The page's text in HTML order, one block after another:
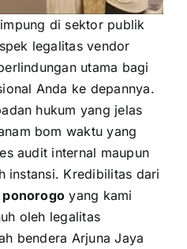
di sektor publik
legalitas vendor
utama bagi
Anda ke depannya.
hukum yang jelas
bom waktu yang
audit internal maupun
instansi. Kredibilitas dari
yang kami
oleh legalitas
bendera Arjuna Jaya